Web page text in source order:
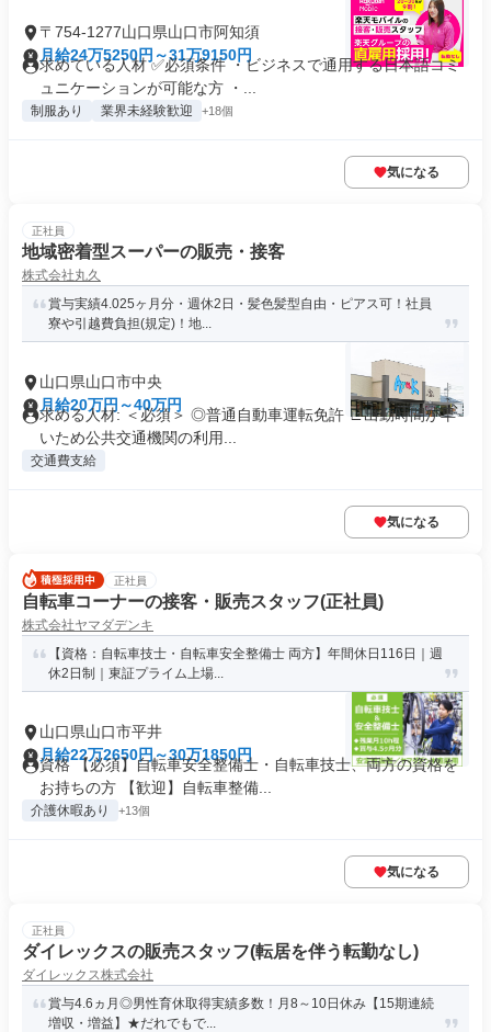
〒754-1277山口県山口市阿知須
月給24万5250円～31万9150円
求めている人材 ✅必須条件 ・ビジネスで通用する日本語コミ
ュニケーションが可能な方 ・...
制服あり 業界未経験歓迎 +18個
気になる
正社員
地域密着型スーパーの販売・接客
株式会社丸久
賞与実績4.025ヶ月分・週休2日・髪色髪型自由・ピアス可！社員
寮や引越費負担(規定)！地...
山口県山口市中央
月給20万円～40万円
求める人材: ＜必須＞ ◎普通自動車運転免許 ∟出勤時間が早
いため公共交通機関の利用...
交通費支給
気になる
正社員
自転車コーナーの接客・販売スタッフ(正社員)
株式会社ヤマダデンキ
【資格：自転車技士・自転車安全整備士 両方】年間休日116日｜週
休2日制｜東証プライム上場...
山口県山口市平井
月給22万2650円～30万1850円
資格 【必須】自転車安全整備士・自転車技士、両方の資格を
お持ちの方 【歓迎】自転車整備...
介護休暇あり +13個
気になる
正社員
ダイレックスの販売スタッフ(転居を伴う転勤なし)
ダイレックス株式会社
賞与4.6ヵ月◎男性育休取得実績多数！月8～10日休み【15期連続
増収・増益】★だれでもで...